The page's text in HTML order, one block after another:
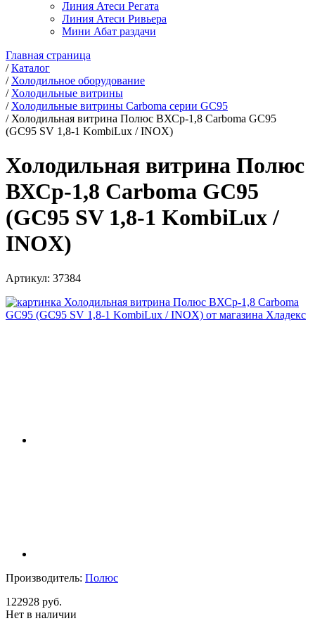
Линия Атеси Регата
Линия Атеси Ривьера
Мини Абат раздачи
Главная страница
/Каталог
/ Холодильное оборудование
/ Холодильные витрины
/ Холодильные витрины Carboma серии GC95
/ Холодильная витрина Полюс ВХСр-1,8 Carboma GC95
(GC95 SV 1,8-1 KombiLux / INOX)
Холодильная витрина Полюс
ВХСр-1,8 Carboma GC95
(GC95 SV 1,8-1 KombiLux /
INOX)
Артикул: 37384
Производитель: Полюс
122928 руб.
Нет в наличии